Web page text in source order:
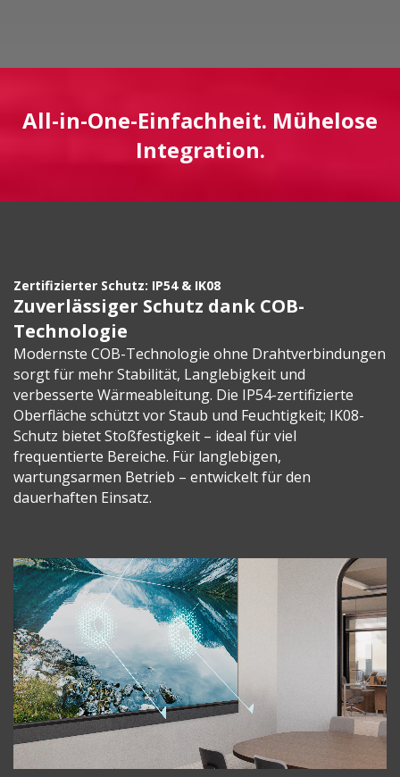
All-in-One-Einfachheit. Mühelose
Integration.
Zertifizierter Schutz: IP54 & IK08
Zuverlässiger Schutz dank COB-
Technologie
Modernste COB-Technologie ohne Drahtverbindungen
sorgt für mehr Stabilität, Langlebigkeit und
verbesserte Wärmeableitung. Die IP54-zertifizierte
Oberfläche schützt vor Staub und Feuchtigkeit; IK08-
Schutz bietet Stoßfestigkeit – ideal für viel
frequentierte Bereiche. Für langlebigen,
wartungsarmen Betrieb – entwickelt für den
dauerhaften Einsatz.